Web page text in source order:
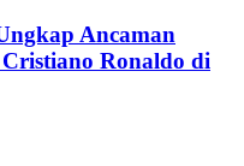
Ancaman
Ronaldo di